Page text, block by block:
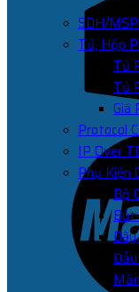
SDH/
Tủ, Hộp
Tủ
Tủ
Giá
Protocol
IP Over
Phụ Kiện
Bộ
Bút